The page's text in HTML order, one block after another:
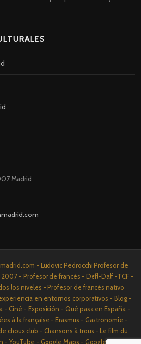
Madrid
- Ludovic Pedrocchi Profesor de
- Profesor de francés - Defl-Dalf -TCF -
los niveles - Profesor de francés nativo
en entornos corporativos - Blog -
- Ciné - Exposición - Qué pasa en España -
à la française - Erasmus - Gastronomie -
choux club - Chansons à trous - Le film du
- YouTube - Google Maps - Google News -